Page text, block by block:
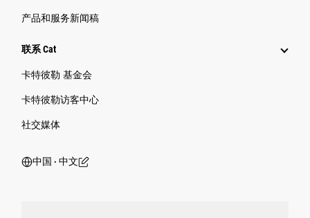
产品和服务新闻稿
联系 Cat
卡特彼勒 基金会
卡特彼勒访客中心
社交媒体
中国 ‧ 中文